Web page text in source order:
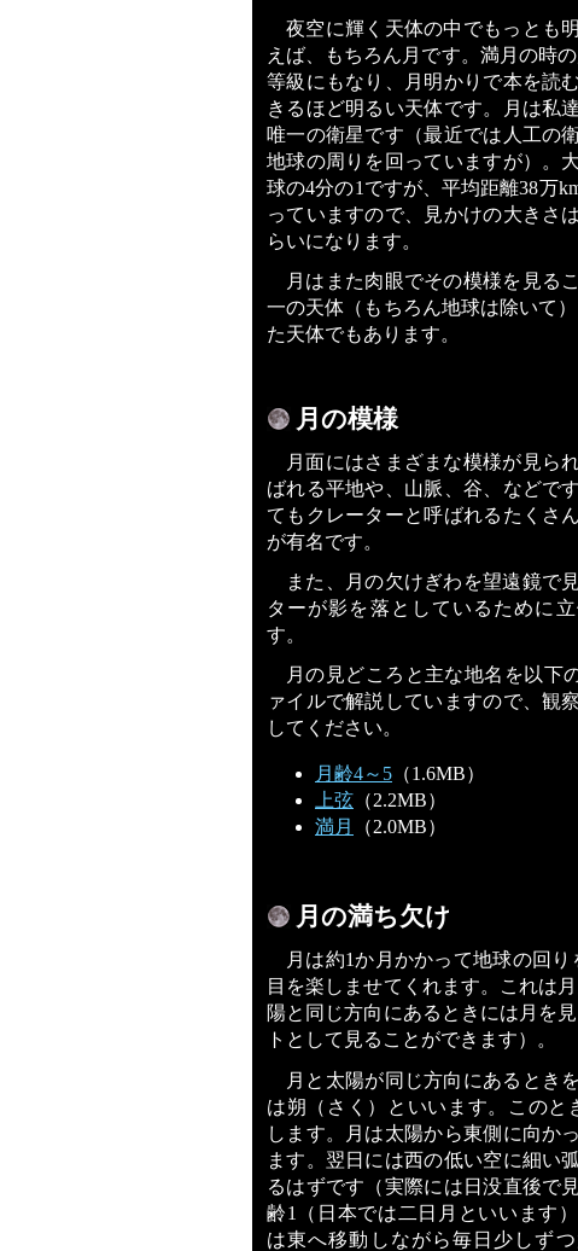
夜空に輝く天体の中でもっとも
えば、もちろん月です。満月の時
等級にもなり、月明かりで本を読
きるほど明るい天体です。月は私
唯一の衛星です（最近では人工の
地球の周りを回っていますが）。
球の4分の1ですが、平均距離38万
っていますので、見かけの大きさ
らいになります。
月はまた肉眼でその模様を見る
一の天体（もちろん地球は除いて
た天体でもあります。
月の模様
月面にはさまざまな模様が見ら
ばれる平地や、山脈、谷、などで
てもクレーターと呼ばれるたくさ
が有名です。
また、月の欠けぎわを望遠鏡で
ターが影を落としているために
す。
月の見どころと主な地名を以下
ァイルで解説していますので、観
してください。
月齢4～5 （1.6MB）
上弦 （2.2MB）
満月
（2.0MB）
月の満ち欠け
月は約1か月かかって地球の回
目を楽しませてくれます。これは
陽と同じ方向にあるときには月を
トとして見ることができます）。
月と太陽が同じ方向にあるとき
は朔（さく）といいます。このと
します。月は太陽から東側に向か
ます。翌日には西の低い空に細い
るはずです（実際には日没直後で
齢1（日本では二日月といいます
は東へ移動しながら毎日少しず